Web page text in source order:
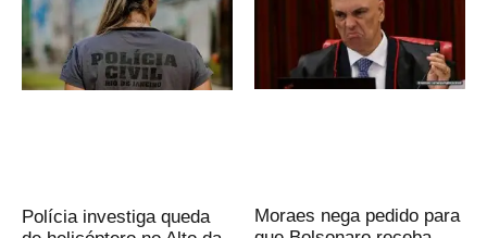
Polícia investiga queda
Moraes nega pedido para